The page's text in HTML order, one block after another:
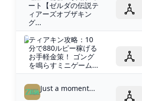
ート【ゼルダの伝説テ
ィアーズオブザキン
グ...
ティアキン攻略：10
分で880ルピー稼げる
お手軽金策！ ゴング
を鳴らすミニゲーム...
Just a moment...